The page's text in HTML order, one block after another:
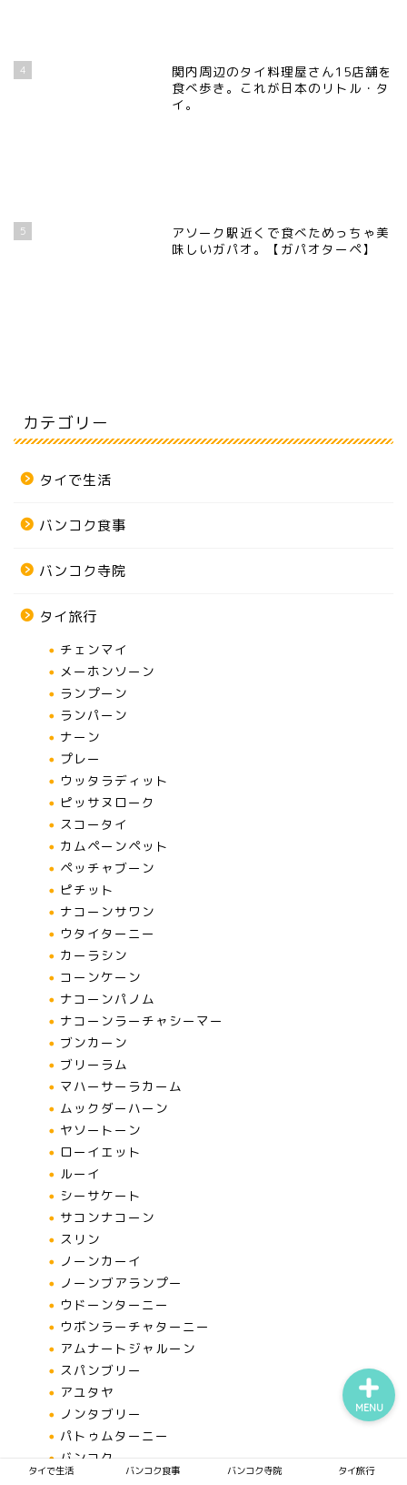
4
関内周辺のタイ料理屋さん15店舗を
食べ歩き。これが日本のリトル・タ
イ。
5
アソーク駅近くで食べためっちゃ美
味しいガパオ。【ガパオターペ】
カテゴリー
タイで生活
バンコク食事
バンコク寺院
タイ旅行
チェンマイ
メーホンソーン
ランプーン
ランパーン
ナーン
プレー
ウッタラディット
ピッサヌローク
スコータイ
カムペーンペット
ペッチャブーン
ピチット
ナコーンサワン
ウタイターニー
カーラシン
コーンケーン
ナコーンパノム
ナコーンラーチャシーマー
ブンカーン
ブリーラム
マハーサーラカーム
ムックダーハーン
ヤソートーン
ローイエット
ルーイ
シーサケート
サコンナコーン
スリン
ノーンカーイ
ノーンブアランプー
ウドーンターニー
ウボンラーチャターニー
アムナートジャルーン
スパンブリー
アユタヤ
ノンタブリー
パトゥムターニー
バンコク
サムットプラーカーン
タイで生活 バンコク食事 バンコク寺院 タイ旅行
MENU